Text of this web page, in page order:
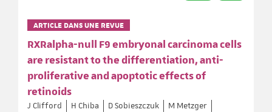
ARTICLE DANS UNE REVUE
RXRalpha-null F9 embryonal carcinoma cells
are resistant to the differentiation, anti-
proliferative and apoptotic effects of
retinoids
J Clifford H Chiba D Sobieszczuk
M Metzger